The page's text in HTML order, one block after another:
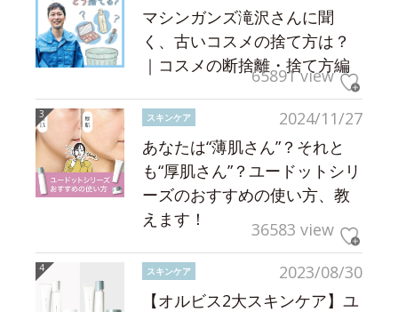
マシンガンズ滝沢さんに聞
く、古いコスメの捨て方は？
｜コスメの断捨離・捨て方編
65891 view
2024/11/27
スキンケア
あなたは“薄肌さん”？それと
も“厚肌さん”？ユードットシリ
ーズのおすすめの使い方、教
えます！
36583 view
2023/08/30
スキンケア
【オルビス2大スキンケア】ユ